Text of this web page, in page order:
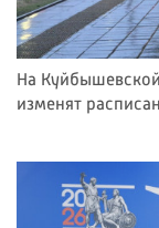
На Куйбышевской
изменят